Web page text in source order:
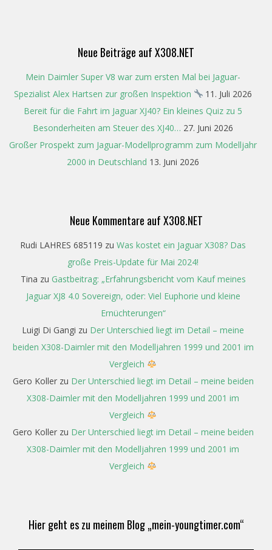
Neue Beiträge auf X308.NET
Mein Daimler Super V8 war zum ersten Mal bei Jaguar-
Spezialist Alex Hartsen zur großen Inspektion
11. Juli 2026
Bereit für die Fahrt im Jaguar XJ40? Ein kleines Quiz zu 5
Besonderheiten am Steuer des XJ40… 27. Juni 2026
Großer Prospekt zum Jaguar-Modellprogramm zum Modelljahr
2000 in Deutschland 13. Juni 2026
Neue Kommentare auf X308.NET
Rudi LAHRES 685119 zu Was kostet ein Jaguar X308? Das
große Preis-Update für Mai 2024!
Tina zu Gastbeitrag: „Erfahrungsbericht vom Kauf meines
Jaguar XJ8 4.0 Sovereign, oder: Viel Euphorie und kleine
Ernüchterungen“
Luigi Di Gangi zu Der Unterschied liegt im Detail – meine
beiden X308-Daimler mit den Modelljahren 1999 und 2001 im
Vergleich
Gero Kollerzu Der Unterschied liegt im Detail – meine beiden
X308-Daimler mit den Modelljahren 1999 und 2001 im
Vergleich
Gero Kollerzu Der Unterschied liegt im Detail – meine beiden
X308-Daimler mit den Modelljahren 1999 und 2001 im
Vergleich
Hier geht es zu meinem Blog „mein-youngtimer.com“